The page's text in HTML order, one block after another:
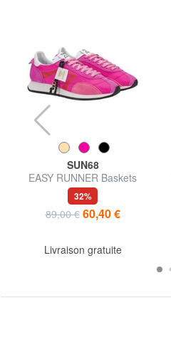
SUN68
EASY RUNNER Baskets
32%
89,00 € 60,40 €
Livraison gratuite